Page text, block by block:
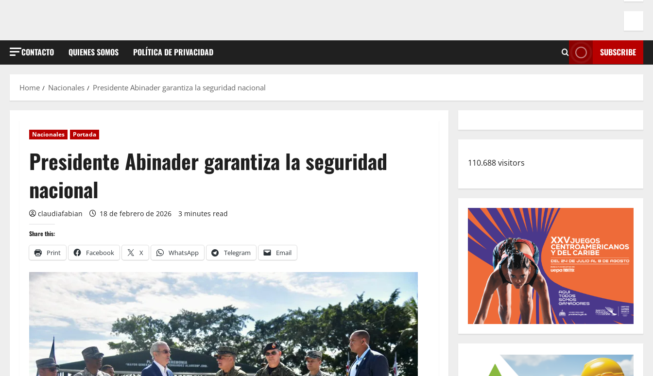
CONTACTO QUIENES SOMOS POLÍTICA DE PRIVACIDAD SUBSCRIBE
Home Nacionales Presidente Abinader garantiza la seguridad nacional
Nacionales Portada
Presidente Abinader garantiza la seguridad
nacional
claudiafabian 18 de febrero de 2026 3 minutes read
Share this:
Print Facebook X WhatsApp Telegram Email
110.688 visitors